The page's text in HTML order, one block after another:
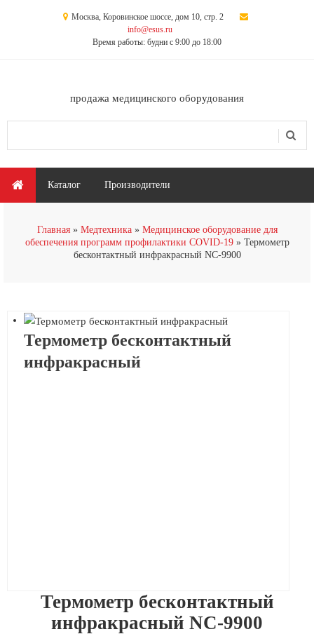
Москва, Коровинское шоссе, дом 10, стр. 2
info@esus.ru
Время работы: будни с 9:00 до 18:00
продажа медицинского оборудования
Главное меню
Каталог Производители
Главная Медтехника
Медицинское оборудование для
обеспечения программ профилактики COVID-19
Термометр
бесконтактный инфракрасный NC-9900
Термометр бесконтактный
инфракрасный
Термометр бесконтактный
инфракрасный NC-9900